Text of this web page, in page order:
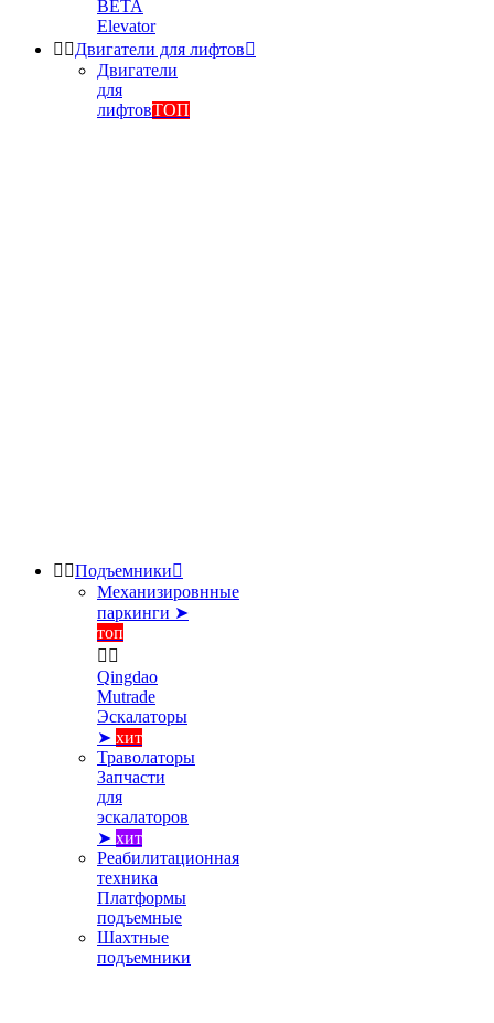
BETA
Elevator
 Двигатели для лифтов
Двигатели
для
лифтовТОП
 Подъемники
Механизировнные
паркинги ➤
топ
 
Qingdao
Mutrade
Эскалаторы
➤ хит
Траволаторы
Запчасти
для
эскалаторов
➤ хит
Реабилитационная
техника
Платформы
подъемные
Шахтные
подъемники